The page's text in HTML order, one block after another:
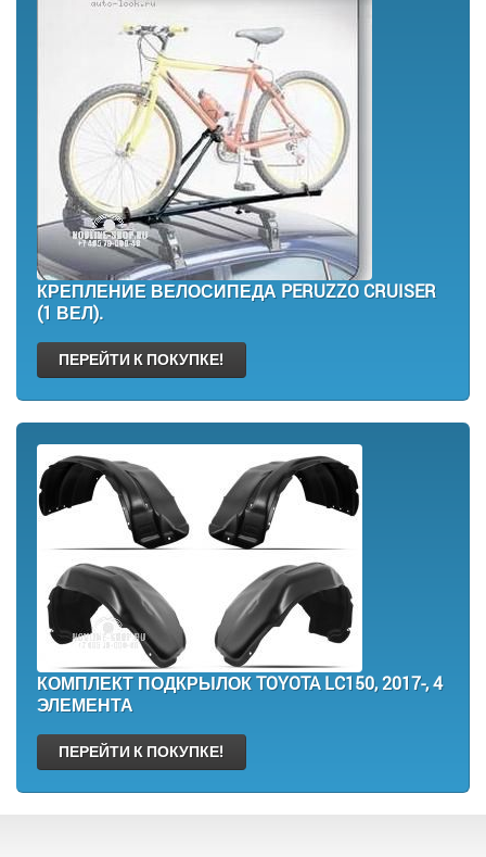
КРЕПЛЕНИЕ ВЕЛОСИПЕДА PERUZZO CRUISER
(1 ВЕЛ).
ПЕРЕЙТИ К ПОКУПКЕ!
КОМПЛЕКТ ПОДКРЫЛОК TOYOTA LC150, 2017-, 4
ЭЛЕМЕНТА
ПЕРЕЙТИ К ПОКУПКЕ!